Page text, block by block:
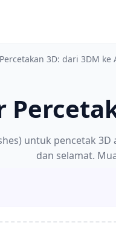
3D: dari 3DM ke
untuk pencetak
dan selamat.